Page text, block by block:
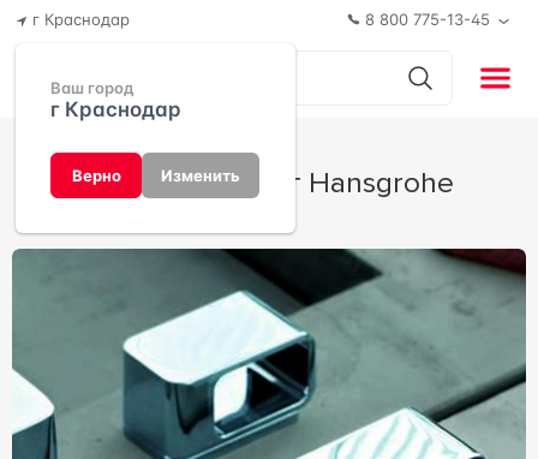
г Краснодар
Ваш город
г Краснодар
Верно Изменить
8 800 775-13-45
Axor Urquiola от Hansgrohe